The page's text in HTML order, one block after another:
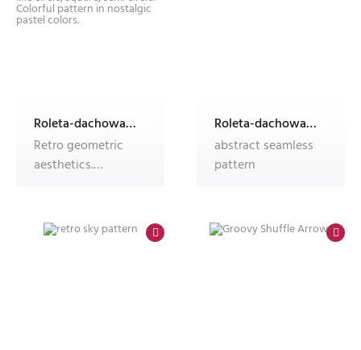
Roleta-dachowa-w-kasecie-Dekolux-z-nadrukiem
Retro geometric
aesthetics.
inspired
Roleta-dachowa-w-kasecie-Dekolux-z-nadrukiem
abstract seamless
pattern